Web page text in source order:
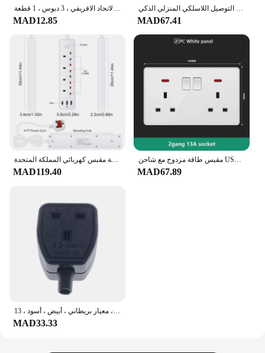
MAD12.85 MAD67.41
MAD119.40 MAD67.89
MAD33.33